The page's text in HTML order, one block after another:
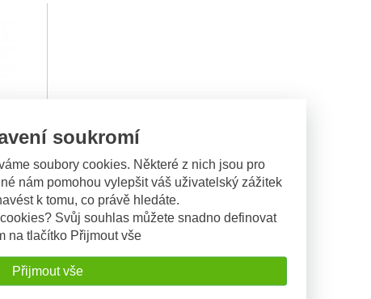
soukromí
soubory cookies. Některé z nich jsou pro
nám pomohou vylepšit váš uživatelský zážitek
k tomu, co právě hledáte.
Svůj souhlas můžete snadno definovat
na tlačítko Přijmout vše
Přijmout vše